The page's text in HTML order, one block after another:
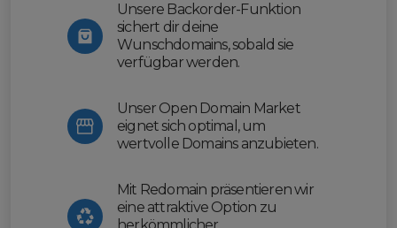
Unsere Backorder-Funktion
sichert dir deine
Wunschdomains, sobald sie
verfügbar werden.
Unser Open Domain Market
eignet sich optimal, um
wertvolle Domains anzubieten.
Mit Redomain präsentieren wir
eine attraktive Option zu